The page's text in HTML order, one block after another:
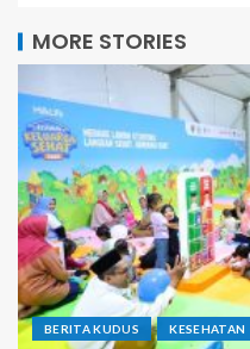
MORE STORIES
BERITA KUDUS KESEHATAN